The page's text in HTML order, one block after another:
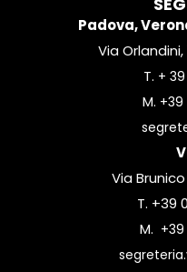
Padova,
Via
T. +
M. +39
Via Brunico
T. +39
M.